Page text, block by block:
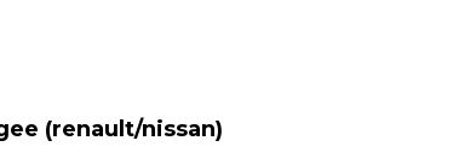
(renault/nissan)